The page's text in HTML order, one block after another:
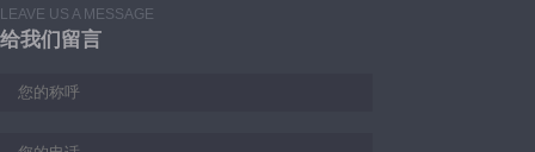
LEAVE US A MESSAGE
给我们留言